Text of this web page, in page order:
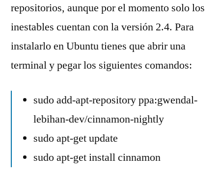
repositorios, aunque por el momento solo los
inestables cuentan con la versión 2.4. Para
instalarlo en Ubuntu tienes que abrir una
terminal y pegar los siguientes comandos:
sudo add-apt-repository ppa:gwendal-
lebihan-dev/cinnamon-nightly
sudo apt-get update
sudo apt-get install cinnamon